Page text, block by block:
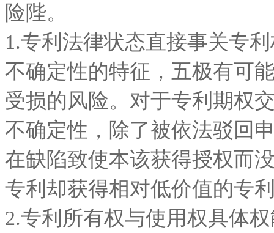
险陛。
1.专利法律状态直接事关专
不确定性的特征，五极有可
受损的风险。对于专利期权
不确定性，除了被依法驳回
在缺陷致使本该获得授权而
专利却获得相对低价值的专
2.专利所有权与使用权具体